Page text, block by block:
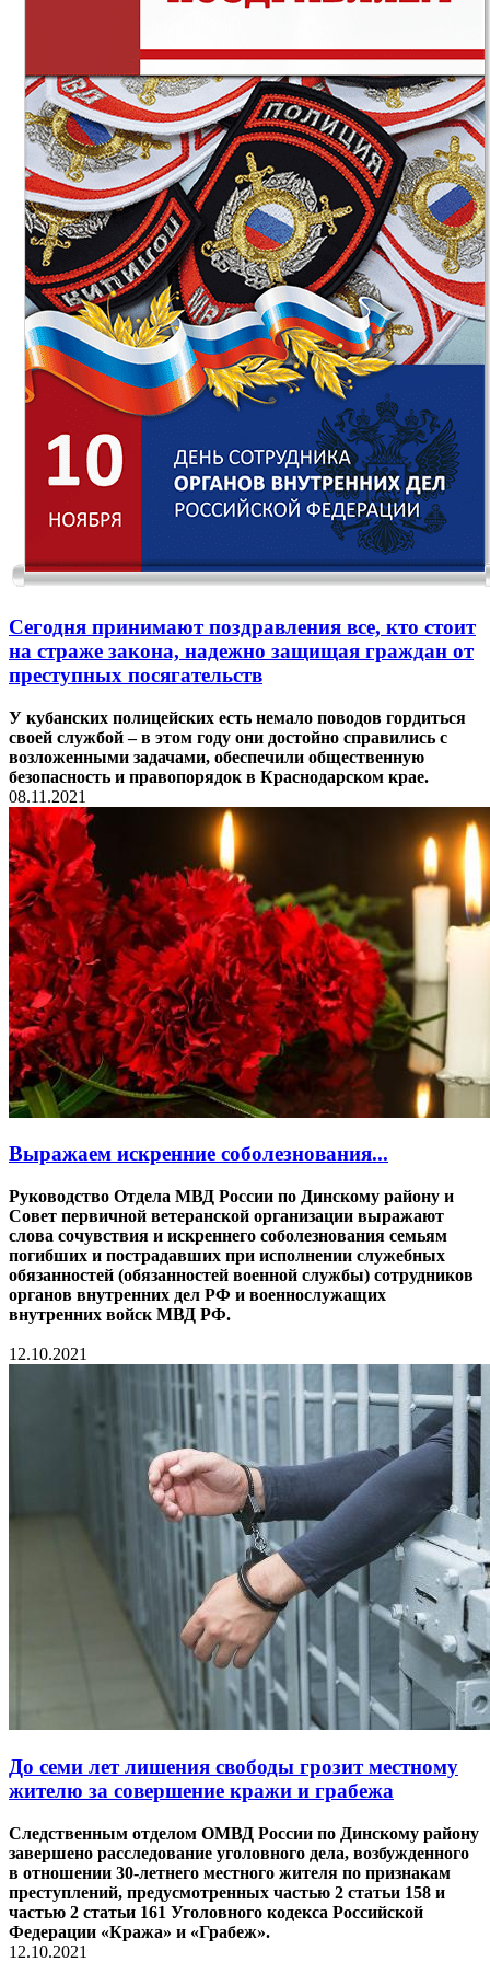
Сегодня принимают поздравления все, кто стоит
на страже закона, надежно защищая граждан от
преступных посягательств
У кубанских полицейских есть немало поводов гордиться
своей службой – в этом году они достойно справились с
возложенными задачами, обеспечили общественную
безопасность и правопорядок в Краснодарском крае.
08.11.2021
Выражаем искренние соболезнования...
Руководство Отдела МВД России по Динскому району и
Совет первичной ветеранской организации выражают
слова сочувствия и искреннего соболезнования семьям
погибших и пострадавших при исполнении служебных
обязанностей (обязанностей военной службы) сотрудников
органов внутренних дел РФ и военнослужащих
внутренних войск МВД РФ.
12.10.2021
До семи лет лишения свободы грозит местному
жителю за совершение кражи и грабежа
Следственным отделом ОМВД России по Динскому району
завершено расследование уголовного дела, возбужденного
в отношении 30-летнего местного жителя по признакам
преступлений, предусмотренных частью 2 статьи 158 и
частью 2 статьи 161 Уголовного кодекса Российской
Федерации «Кража» и «Грабеж».
12.10.2021